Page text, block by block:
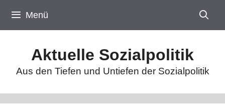
Inhalt
springen
Menü
Aktuelle Sozialpolitik
Aus den Tiefen und Untiefen der Sozialpolitik